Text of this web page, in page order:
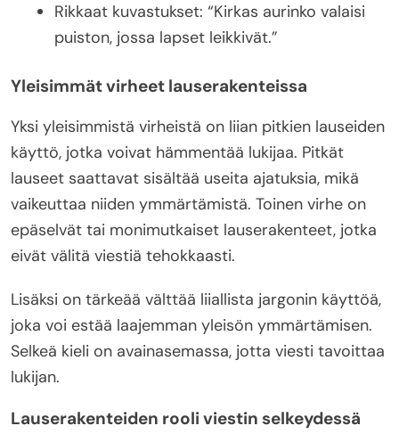
Rikkaat kuvastukset: “Kirkas aurinko valaisi
puiston, jossa lapset leikkivät.”
Yleisimmät virheet lauserakenteissa
Yksi yleisimmistä virheistä on liian pitkien lauseiden
käyttö, jotka voivat hämmentää lukijaa. Pitkät
lauseet saattavat sisältää useita ajatuksia, mikä
vaikeuttaa niiden ymmärtämistä. Toinen virhe on
epäselvät tai monimutkaiset lauserakenteet, jotka
eivät välitä viestiä tehokkaasti.
Lisäksi on tärkeää välttää liiallista jargonin käyttöä,
joka voi estää laajemman yleisön ymmärtämisen.
Selkeä kieli on avainasemassa, jotta viesti tavoittaa
lukijan.
Lauserakenteiden rooli viestin selkeydessä